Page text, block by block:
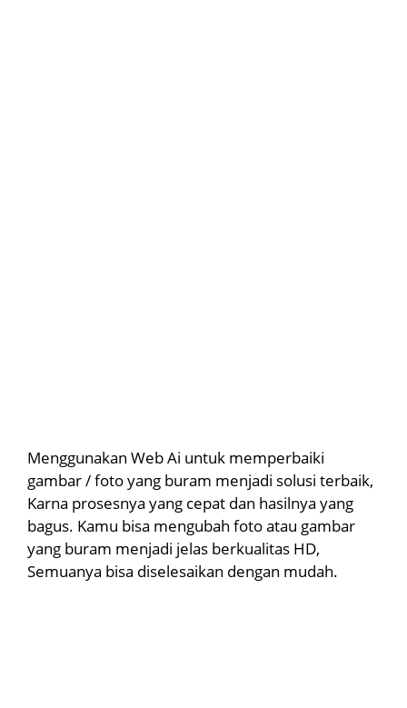
Menggunakan Web Ai untuk memperbaiki
gambar / foto yang buram menjadi solusi terbaik,
Karna prosesnya yang cepat dan hasilnya yang
bagus. Kamu bisa mengubah foto atau gambar
yang buram menjadi jelas berkualitas HD,
Semuanya bisa diselesaikan dengan mudah.